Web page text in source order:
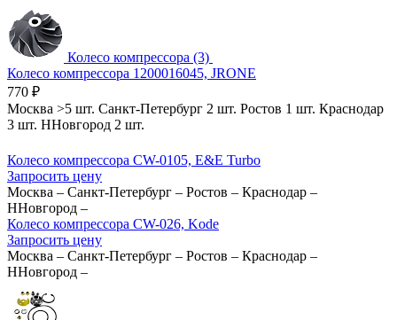
Колесо компрессора (3)
Колесо компрессора 1200016045, JRONE
770 ₽
Москва >5 шт. Санкт-Петербург 2 шт. Ростов 1 шт. Краснодар
3 шт. ННовгород 2 шт.
Колесо компрессора CW-0105, E&E Turbo
Запросить цену
Москва – Санкт-Петербург – Ростов – Краснодар –
ННовгород –
Колесо компрессора CW-026, Kode
Запросить цену
Москва – Санкт-Петербург – Ростов – Краснодар –
ННовгород –